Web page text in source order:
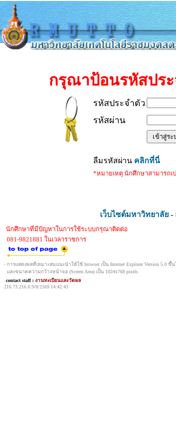
กรุณาป้อนรหัสปร
รหัสประจำตัว
รหัสผ่าน
ลืมรหัสผ่าน คลิกที่นี่
*หมายเหตุ นักศึกษาสามารถเ
เว็บไซต์มหาวิทยาลัย -
นักศึกษาที่มีปัญหาในการใช้ระบบกรุณาติดต่อ
081-9821881 ในเวลาราชการ
- การแสดงผลที่เหมาะสมแนะนำให้ใช้ browser เป็น Internet Explorer Version 5.0 ขึ้น
และขนาดความกว้างหน้าจอ (Screen Area) เป็น 1024x768 pixels
contact staff : งานทะเบียนและวัดผล
216.73.216.6:9/8/2569 14:42:43